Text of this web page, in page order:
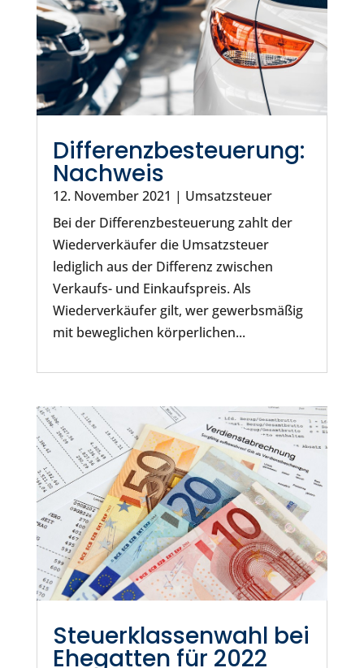
Differenzbesteuerung:
Nachweis
12. November 2021 | Umsatzsteuer
Bei der Differenzbesteuerung zahlt der
Wiederverkäufer die Umsatzsteuer
lediglich aus der Differenz zwischen
Verkaufs- und Einkaufspreis. Als
Wiederverkäufer gilt, wer gewerbsmäßig
mit beweglichen körperlichen...
Steuerklassenwahl bei
Ehegatten für 2022